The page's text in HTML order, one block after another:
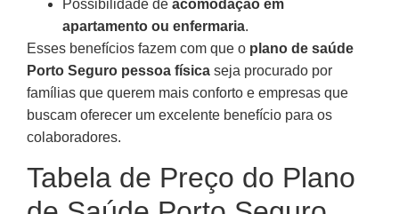
Possibilidade de acomodação em
apartamento ou enfermaria.
Esses benefícios fazem com que o plano de saúde
Porto Seguro pessoa física seja procurado por
famílias que querem mais conforto e empresas que
buscam oferecer um excelente benefício para os
colaboradores.
Tabela de Preço do Plano